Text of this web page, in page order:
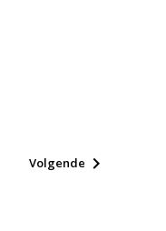
Volgende 